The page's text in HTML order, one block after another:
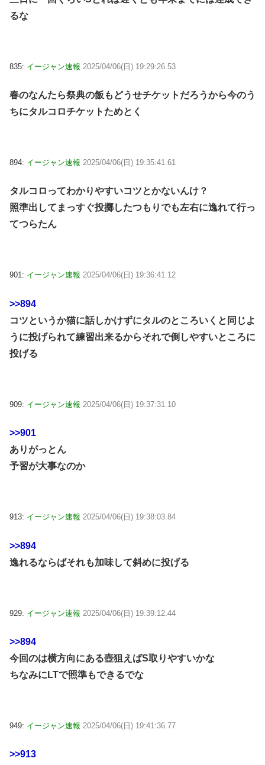
るな
835: イージャン速報 2025/04/06(日) 19:29:26.53
春のなんたら祭典の飯もどうせチケットだろうから今のう
ちにタルコロチケットためとく
894: イージャン速報 2025/04/06(日) 19:35:41.61
タルコロってわかりやすいコツとかないんけ？
照準出してまっすぐ投擲したつもりでも左右に逸れて行っ
てつらたん
901: イージャン速報 2025/04/06(日) 19:36:41.12
>>894
コツというか猫に話しかけずにタルのところいくと同じよ
うに投げられて練習出来るからそれで倒しやすいところに
投げる
909: イージャン速報 2025/04/06(日) 19:37:31.10
>>901
ありがっとん
予習が大事なのか
913: イージャン速報 2025/04/06(日) 19:38:03.84
>>894
逸れるならばそれも加味して斜めに投げる
929: イージャン速報 2025/04/06(日) 19:39:12.44
>>894
今回のは横方向にある壺狙えばS取りやすいかな
ちなみにLTで照準もできるでな
949: イージャン速報 2025/04/06(日) 19:41:36.77
>>913